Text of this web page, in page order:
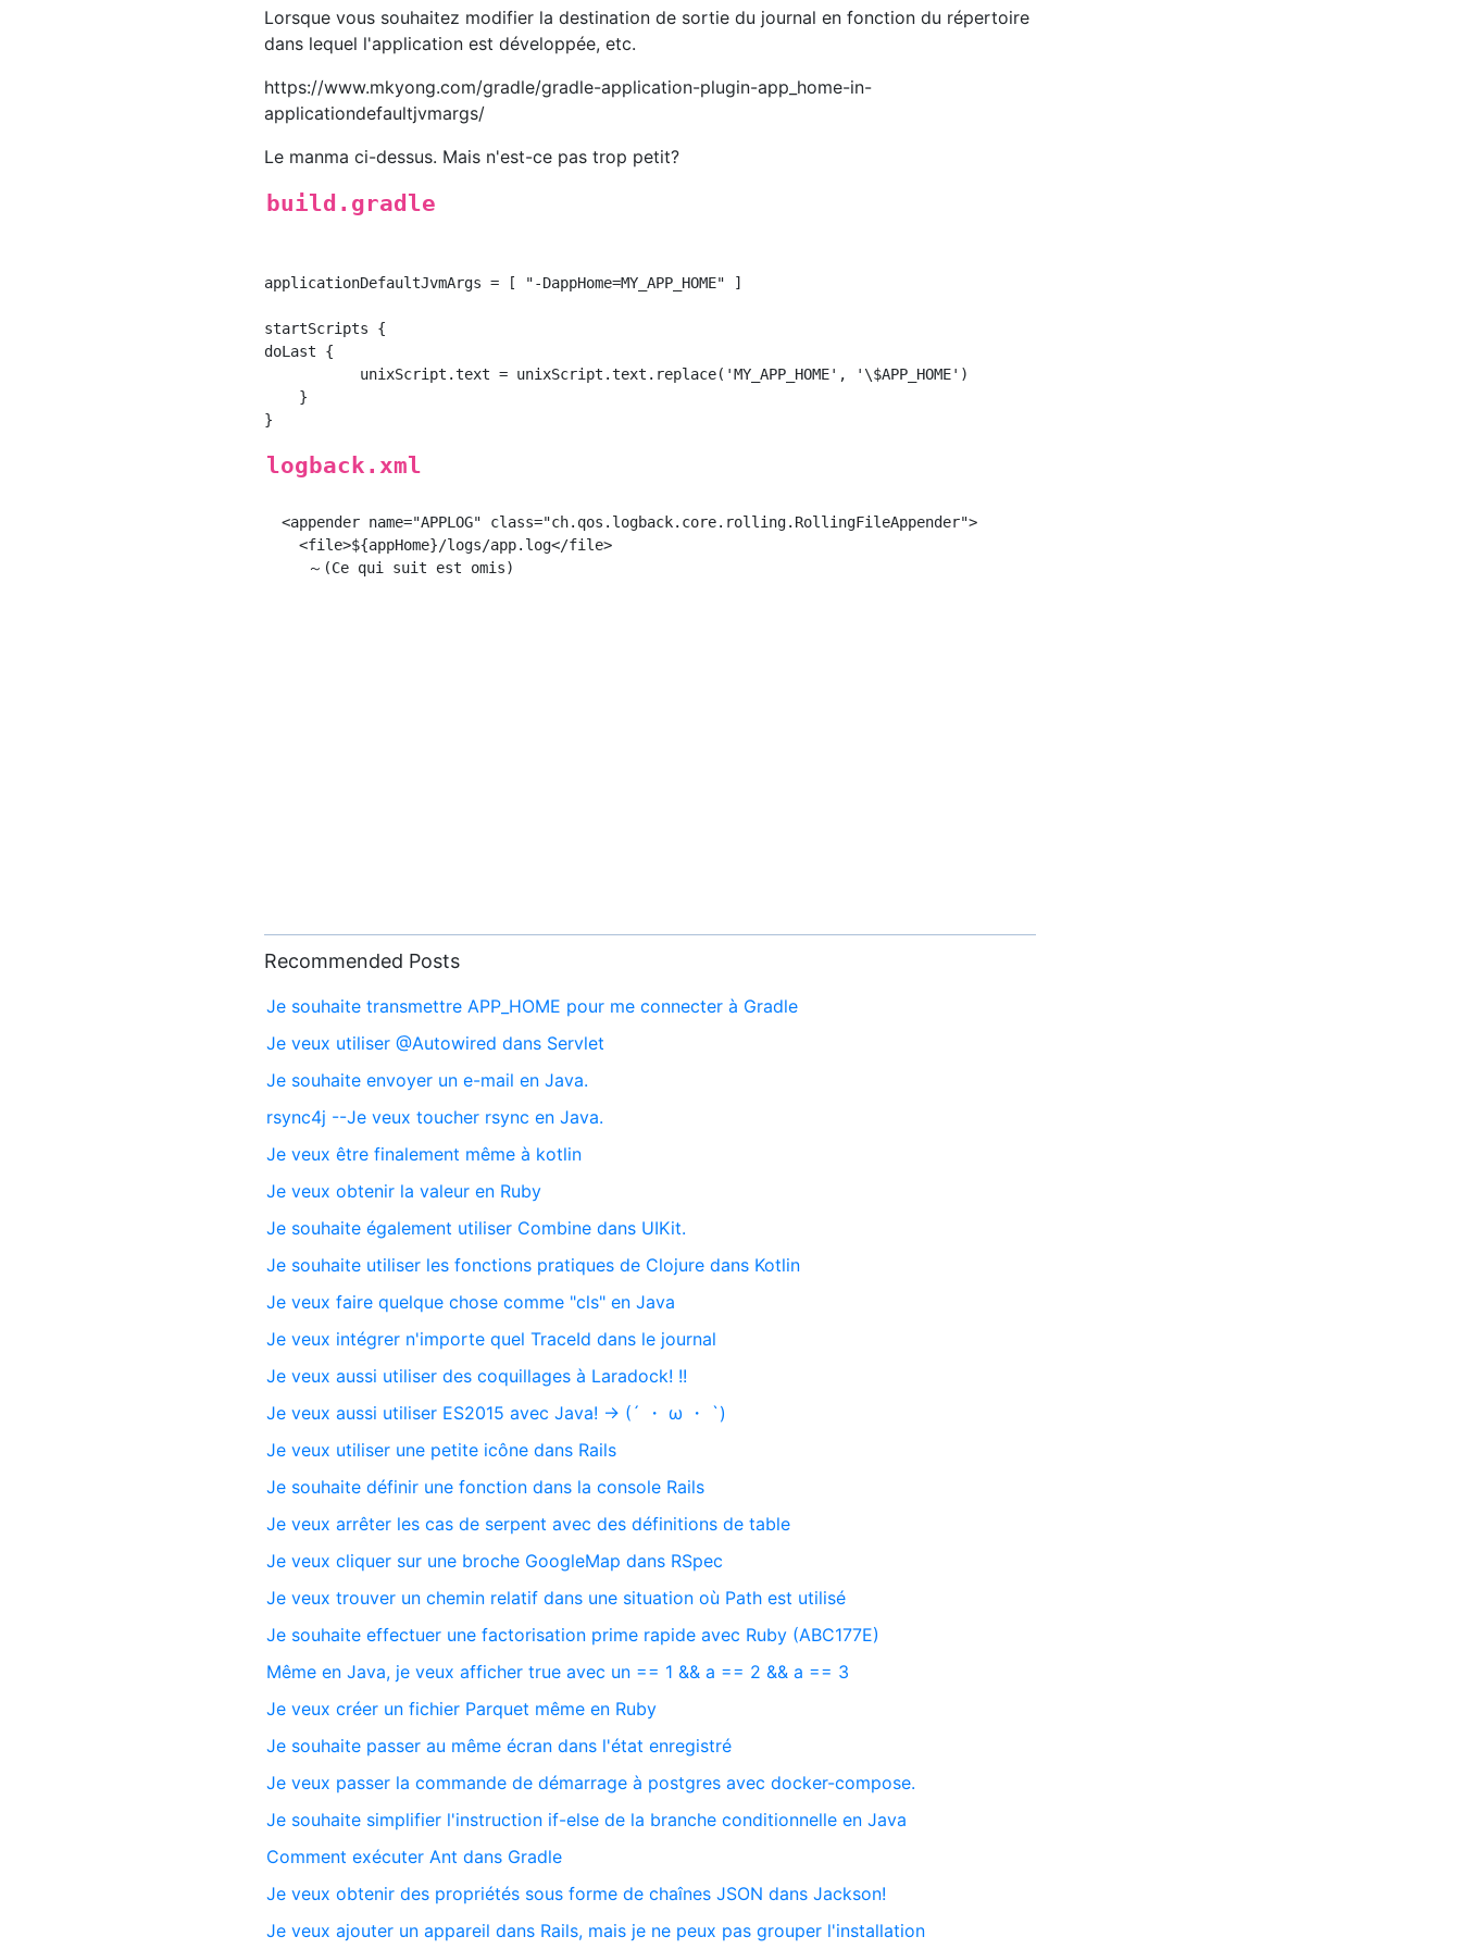
Lorsque vous souhaitez modifier la destination de sortie du journal en fonction du répertoire
dans lequel l'application est développée, etc.
https://www.mkyong.com/gradle/gradle-application-plugin-app_home-in-
applicationdefaultjvmargs/
Le manma ci-dessus. Mais n'est-ce pas trop petit?
build.gradle
applicationDefaultJvmArgs = [ "-DappHome=MY_APP_HOME" ]
startScripts {
doLast {
           unixScript.text = unixScript.text.replace('MY_APP_HOME', '\$APP_HOME')
    }
logback.xml
  <appender name="APPLOG" class="ch.qos.logback.core.rolling.RollingFileAppender">
    <file>${appHome}/logs/app.log</file>
Recommended Posts
Je souhaite transmettre APP_HOME pour me connecter à Gradle
Je veux utiliser @Autowired dans Servlet
Je souhaite envoyer un e-mail en Java.
rsync4j --Je veux toucher rsync en Java.
Je veux être finalement même à kotlin
Je veux obtenir la valeur en Ruby
Je souhaite également utiliser Combine dans UIKit.
Je souhaite utiliser les fonctions pratiques de Clojure dans Kotlin
Je veux faire quelque chose comme "cls" en Java
Je veux intégrer n'importe quel TraceId dans le journal
Je veux aussi utiliser des coquillages à Laradock! !!
Je veux aussi utiliser ES2015 avec Java! → (´ ・ ω ・ `)
Je veux utiliser une petite icône dans Rails
Je souhaite définir une fonction dans la console Rails
Je veux arrêter les cas de serpent avec des définitions de table
Je veux cliquer sur une broche GoogleMap dans RSpec
Je veux trouver un chemin relatif dans une situation où Path est utilisé
Je souhaite effectuer une factorisation prime rapide avec Ruby (ABC177E)
Même en Java, je veux afficher true avec un == 1 && a == 2 && a == 3
Je veux créer un fichier Parquet même en Ruby
Je souhaite passer au même écran dans l'état enregistré
Je veux passer la commande de démarrage à postgres avec docker-compose.
Je souhaite simplifier l'instruction if-else de la branche conditionnelle en Java
Comment exécuter Ant dans Gradle
Je veux obtenir des propriétés sous forme de chaînes JSON dans Jackson!
Je veux ajouter un appareil dans Rails, mais je ne peux pas grouper l'installation